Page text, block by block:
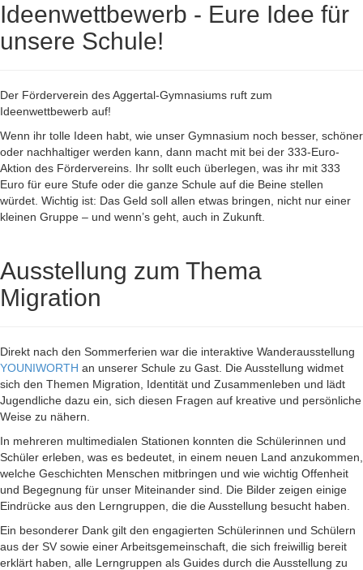
Ideenwettbewerb - Eure Idee für
unsere Schule!
Der Förderverein des Aggertal-Gymnasiums ruft zum
Ideenwettbewerb auf!
Wenn ihr tolle Ideen habt, wie unser Gymnasium noch besser, schöner
oder nachhaltiger werden kann, dann macht mit bei der 333-Euro-
Aktion des Fördervereins. Ihr sollt euch überlegen, was ihr mit 333
Euro für eure Stufe oder die ganze Schule auf die Beine stellen
würdet. Wichtig ist: Das Geld soll allen etwas bringen, nicht nur einer
kleinen Gruppe – und wenn’s geht, auch in Zukunft.
Ausstellung zum Thema
Migration
Direkt nach den Sommerferien war die interaktive Wanderausstellung
YOUNIWORTH an unserer Schule zu Gast. Die Ausstellung widmet
sich den Themen Migration, Identität und Zusammenleben und lädt
Jugendliche dazu ein, sich diesen Fragen auf kreative und persönliche
Weise zu nähern.
In mehreren multimedialen Stationen konnten die Schülerinnen und
Schüler erleben, was es bedeutet, in einem neuen Land anzukommen,
welche Geschichten Menschen mitbringen und wie wichtig Offenheit
und Begegnung für unser Miteinander sind. Die Bilder zeigen einige
Eindrücke aus den Lerngruppen, die die Ausstellung besucht haben.
Ein besonderer Dank gilt den engagierten Schülerinnen und Schülern
aus der SV sowie einer Arbeitsgemeinschaft, die sich freiwillig bereit
erklärt haben, alle Lerngruppen als Guides durch die Ausstellung zu